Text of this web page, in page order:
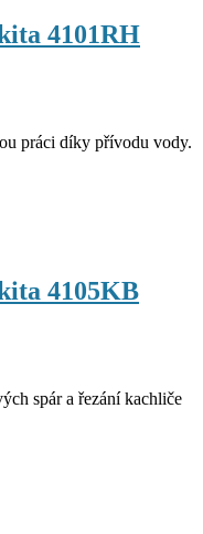
4101RH
práci díky přívodu vody.
4105KB
spár a řezání kachliče